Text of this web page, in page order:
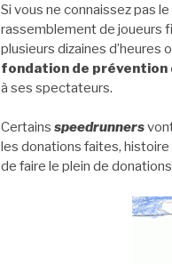
Si vous ne connaissez pas le
rassemblement de joueurs
plusieurs dizaines d’heures
fondation de prévention
à ses spectateurs.
Certains speedrunners
les donations faites, histoire
de faire le plein de